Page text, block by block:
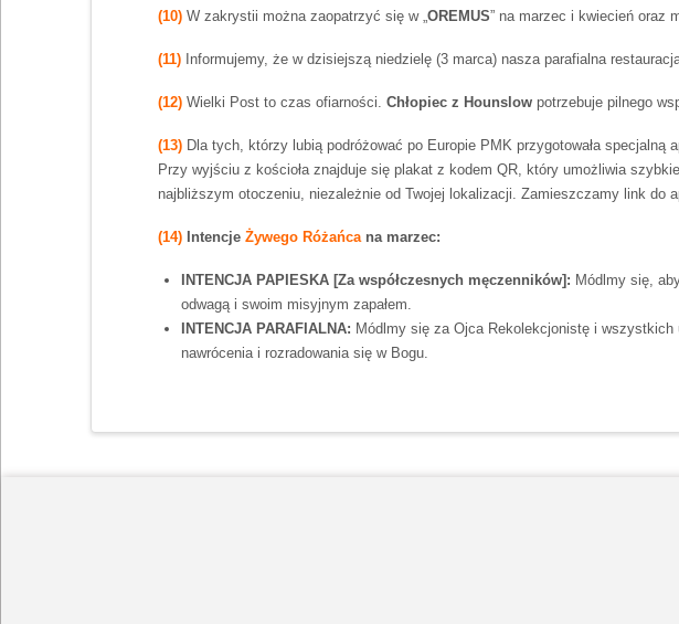
(10) W zakrystii można zaopatrzyć się w „ OREMUS” na marzec i kwiecień oraz
(11)Informujemy, że w dzisiejszą niedzielę (3 marca) nasza parafialna
(12) Wielki Post to czas ofiarności. Chłopiec z Hounslow potrzebuje pilnego
(13) Dla tych, którzy lubią podróżować po Europie PMK przygotowała
Przy wyjściu z kościoła znajduje się plakat z kodem QR, który umożliwia
najbliższym otoczeniu, niezależnie od Twojej lokalizacji. Zamieszczamy link do
(14) Intencje Żywego Różańcana marzec:
INTENCJA PAPIESKA [Za współczesnych męczenników]: Módlmy się,
odwagą i swoim misyjnym zapałem.
INTENCJA PARAFIALNA: Módlmy się za Ojca Rekolekcjonistę i
nawrócenia i rozradowania się w Bogu.